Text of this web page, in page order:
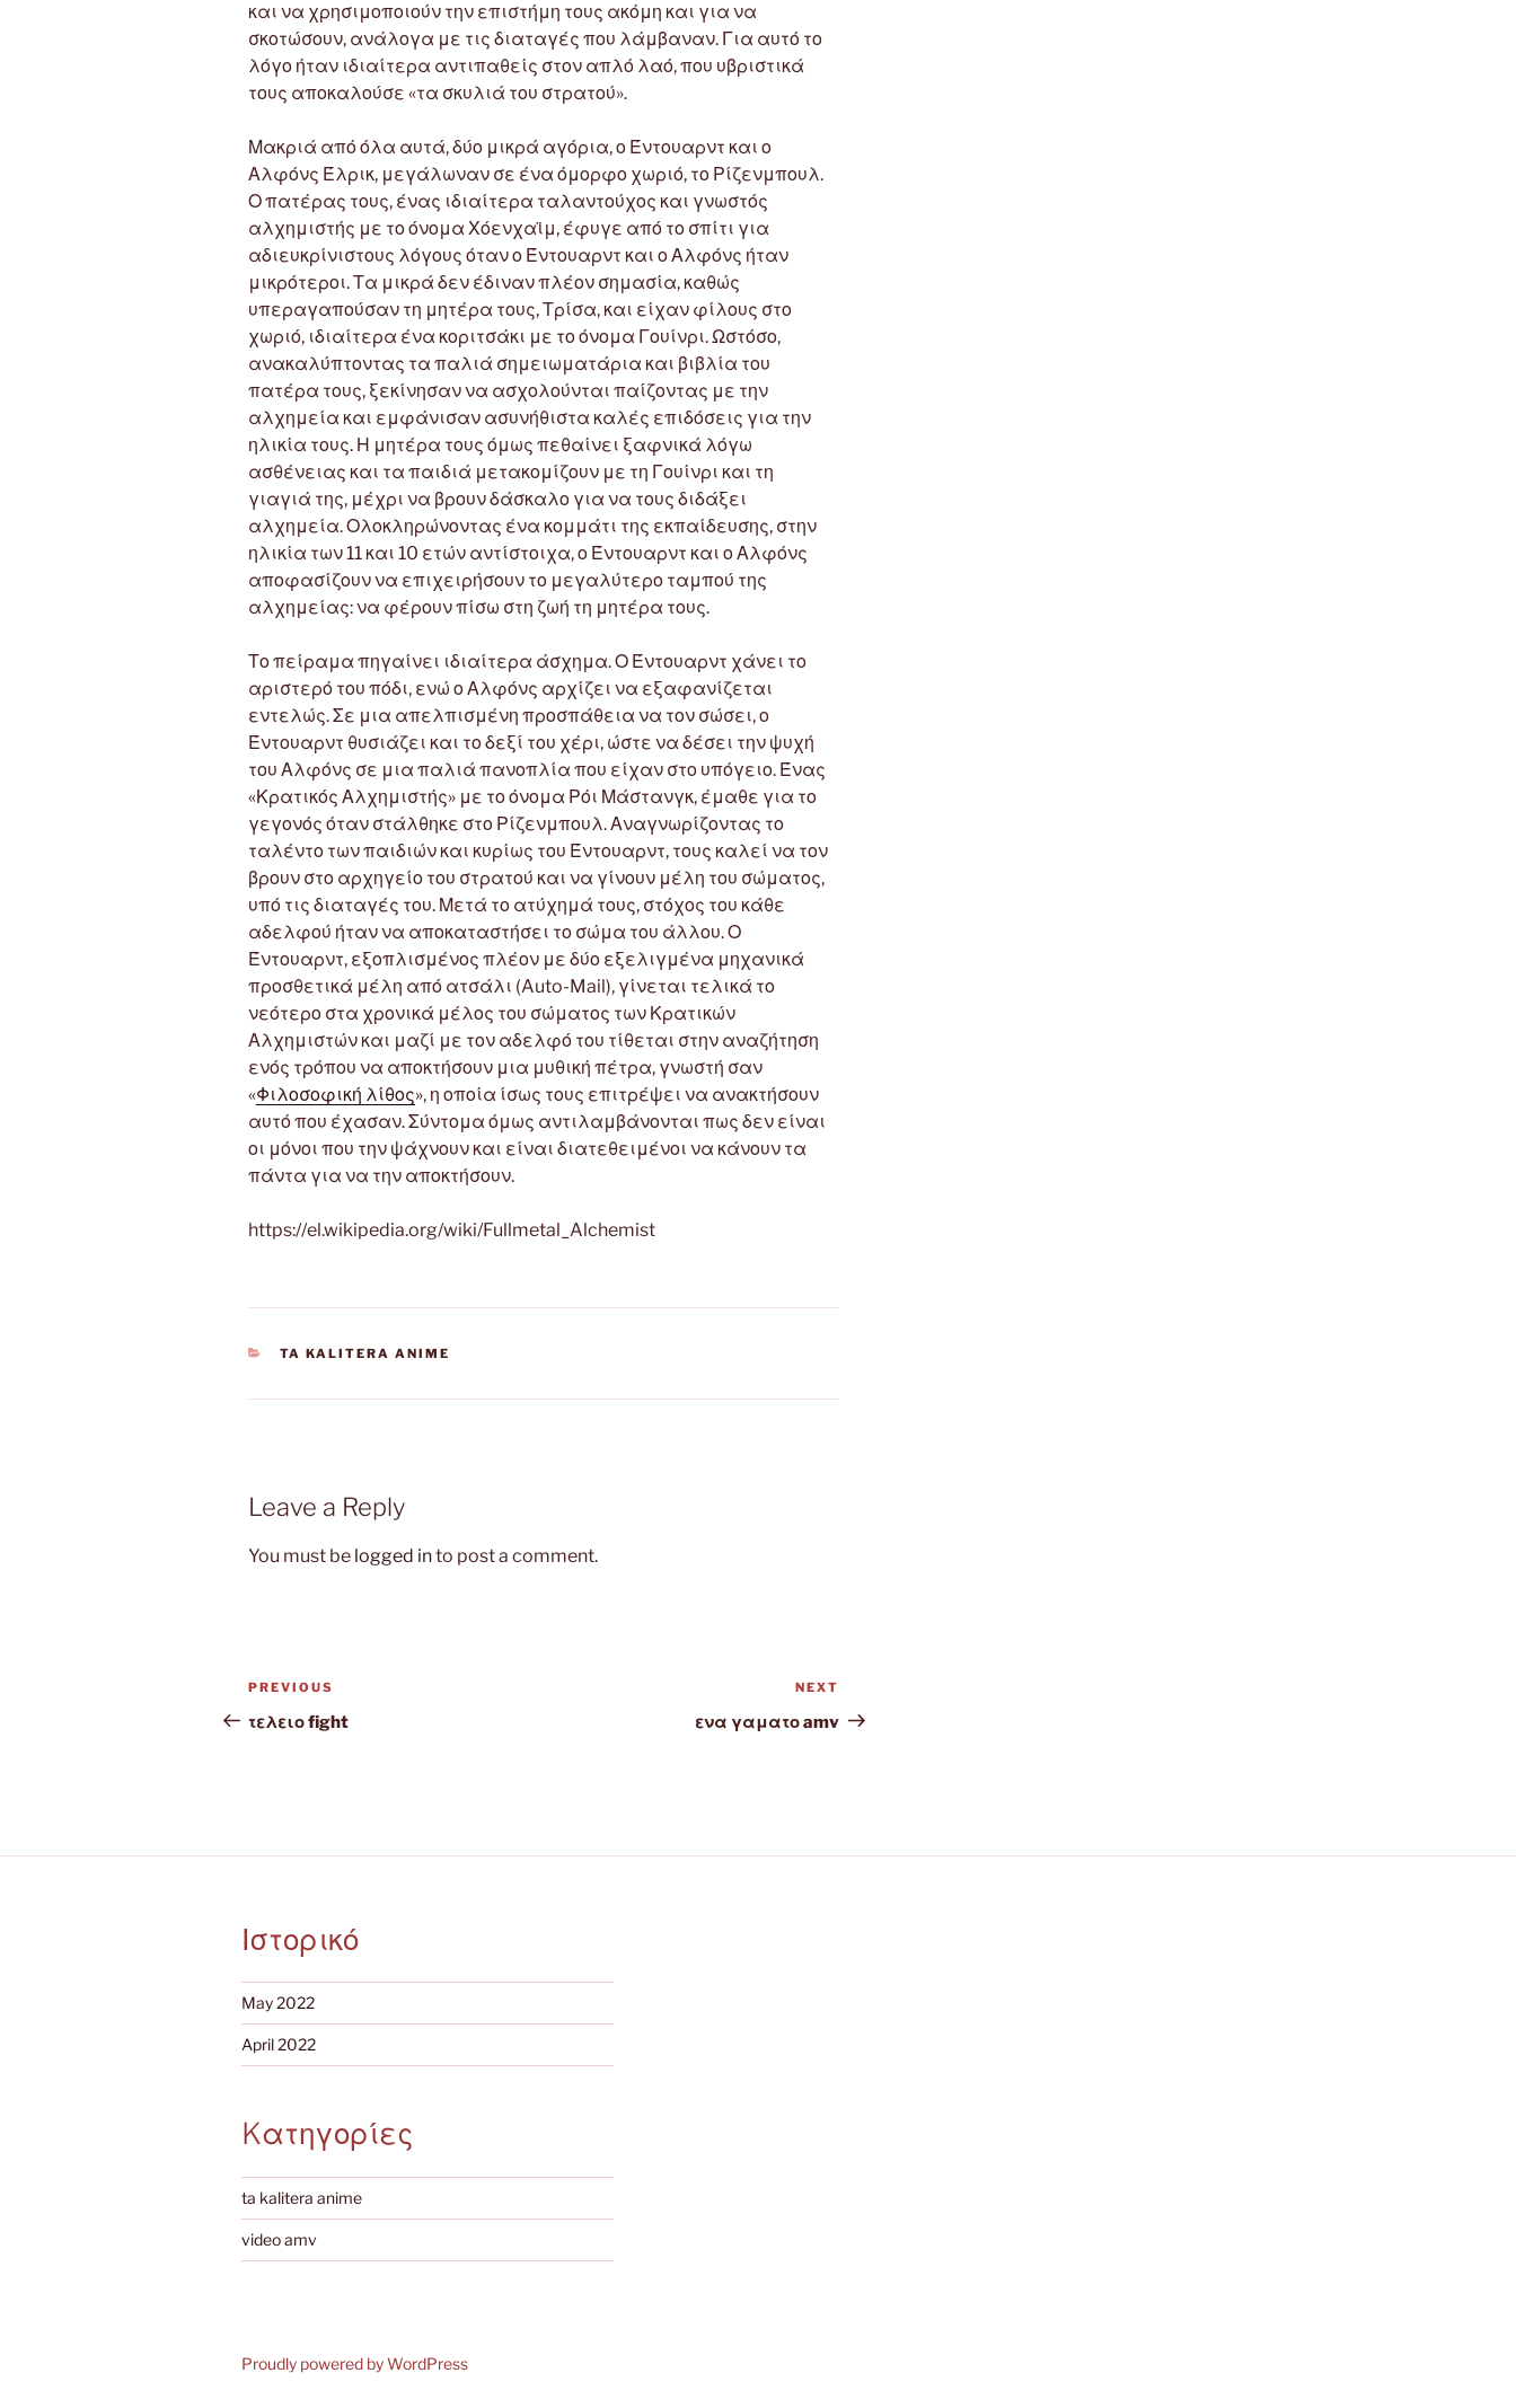
και να χρησιμοποιούν την επιστήμη τους ακόμη και για να
σκοτώσουν, ανάλογα με τις διαταγές που λάμβαναν. Για αυτό το
λόγο ήταν ιδιαίτερα αντιπαθείς στον απλό λαό, που υβριστικά
τους αποκαλούσε «τα σκυλιά του στρατού».
Μακριά από όλα αυτά, δύο μικρά αγόρια, ο Έντουαρντ και ο
Αλφόνς Έλρικ, μεγάλωναν σε ένα όμορφο χωριό, το Ρίζενμπουλ.
Ο πατέρας τους, ένας ιδιαίτερα ταλαντούχος και γνωστός
αλχημιστής με το όνομα Χόενχαϊμ, έφυγε από το σπίτι για
αδιευκρίνιστους λόγους όταν ο Έντουαρντ και ο Αλφόνς ήταν
μικρότεροι. Τα μικρά δεν έδιναν πλέον σημασία, καθώς
υπεραγαπούσαν τη μητέρα τους, Τρίσα, και είχαν φίλους στο
χωριό, ιδιαίτερα ένα κοριτσάκι με το όνομα Γουίνρι. Ωστόσο,
ανακαλύπτοντας τα παλιά σημειωματάρια και βιβλία του
πατέρα τους, ξεκίνησαν να ασχολούνται παίζοντας με την
αλχημεία και εμφάνισαν ασυνήθιστα καλές επιδόσεις για την
ηλικία τους. Η μητέρα τους όμως πεθαίνει ξαφνικά λόγω
ασθένειας και τα παιδιά μετακομίζουν με τη Γουίνρι και τη
γιαγιά της, μέχρι να βρουν δάσκαλο για να τους διδάξει
αλχημεία. Ολοκληρώνοντας ένα κομμάτι της εκπαίδευσης, στην
ηλικία των 11 και 10 ετών αντίστοιχα, ο Έντουαρντ και ο Αλφόνς
αποφασίζουν να επιχειρήσουν το μεγαλύτερο ταμπού της
αλχημείας: να φέρουν πίσω στη ζωή τη μητέρα τους.
Το πείραμα πηγαίνει ιδιαίτερα άσχημα. Ο Έντουαρντ χάνει το
αριστερό του πόδι, ενώ ο Αλφόνς αρχίζει να εξαφανίζεται
εντελώς. Σε μια απελπισμένη προσπάθεια να τον σώσει, ο
Έντουαρντ θυσιάζει και το δεξί του χέρι, ώστε να δέσει την ψυχή
του Αλφόνς σε μια παλιά πανοπλία που είχαν στο υπόγειο. Ένας
«Κρατικός Αλχημιστής» με το όνομα Ρόι Μάστανγκ, έμαθε για το
γεγονός όταν στάλθηκε στο Ρίζενμπουλ. Αναγνωρίζοντας το
ταλέντο των παιδιών και κυρίως του Έντουαρντ, τους καλεί να τον
βρουν στο αρχηγείο του στρατού και να γίνουν μέλη του σώματος,
υπό τις διαταγές του. Μετά το ατύχημά τους, στόχος του κάθε
αδελφού ήταν να αποκαταστήσει το σώμα του άλλου. Ο
Έντουαρντ, εξοπλισμένος πλέον με δύο εξελιγμένα μηχανικά
προσθετικά μέλη από ατσάλι (Auto-Mail), γίνεται τελικά το
νεότερο στα χρονικά μέλος του σώματος των Κρατικών
Αλχημιστών και μαζί με τον αδελφό του τίθεται στην αναζήτηση
ενός τρόπου να αποκτήσουν μια μυθική πέτρα, γνωστή σαν
«Φιλοσοφική λίθος», η οποία ίσως τους επιτρέψει να ανακτήσουν
αυτό που έχασαν. Σύντομα όμως αντιλαμβάνονται πως δεν είναι
οι μόνοι που την ψάχνουν και είναι διατεθειμένοι να κάνουν τα
πάντα για να την αποκτήσουν.
https://el.wikipedia.org/wiki/Fullmetal_Alchemist
CATEGORIES
TA KALITERA ANIME
Leave a Reply
You must be logged into post a comment.
Post
navigation
Previous
Post
PREVIOUS
τελειο fight
Post
NEXT
ενα γαματο amv
Ιστορικό
May 2022
April 2022
Kατηγορίες
ta kalitera anime
video amv
Proudly powered by WordPress